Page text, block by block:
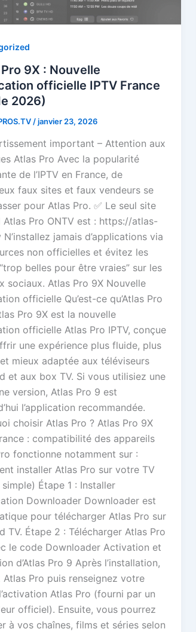
9X : Nouvelle
officielle IPTV France
2026)
/janvier 23, 2026
important – Attention aux
Atlas Pro Avec la popularité
de l’IPTV en France, de
faux sites et faux vendeurs se
pour Atlas Pro. ✅ Le seul site
Pro ONTV est : https://atlas-
jamais d’applications via
non officielles et évitez les
belles pour être vraies” sur les
sociaux. Atlas Pro 9X Nouvelle
officielle Qu’est-ce qu’Atlas Pro
Pro 9X est la nouvelle
officielle Atlas Pro IPTV, conçue
une expérience plus fluide, plus
mieux adaptée aux téléviseurs
et aux box TV. Si vous utilisiez une
version, Atlas Pro 9 est
l’application recommandée.
choisir Atlas Pro ? Atlas Pro 9X
: compatibilité des appareils
fonctionne notamment sur :
installer Atlas Pro sur votre TV
simple) Étape 1 : Installer
Downloader Downloader est
pour télécharger Atlas Pro sur
TV. Étape 2 : Télécharger Atlas Pro
le code Downloader Activation et
d’Atlas Pro 9 Après l’installation,
Atlas Pro puis renseignez votre
Atlas Pro (fourni par un
officiel). Ensuite, vous pourrez
à vos chaînes, films et séries selon